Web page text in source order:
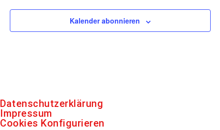
Kalender abonnieren
Datenschutzerklärung
Impressum
Cookies Konfigurieren